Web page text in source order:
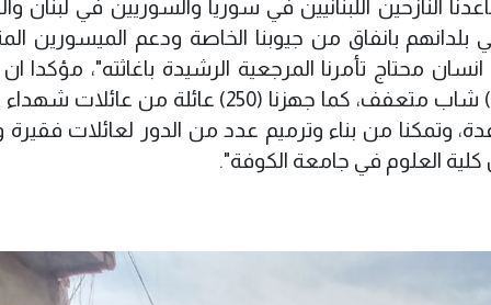
النازحين اللبنانيين في سوريا والسوريين في لبنان
بانفاق من جيوبنا الخاصة ودعم الميسورين
محتاج تأمرنا المرجعية الرشيدة باغاثته"، مؤكدا
الزهراء التي نخدم فيها مكنتنا من تزويج (110) شاب متعفف، كما جهزنا (250) عائلة
وتمكنا من بناء وترميم عدد من الدور لعائلات فقيرة
العلوم في جامعة الكوفة".